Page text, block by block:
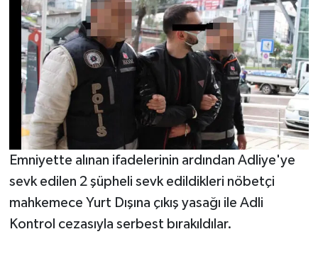
Emniyette alınan ifadelerinin ardından Adliye'ye
sevk edilen 2 şüpheli sevk edildikleri nöbetçi
mahkemece Yurt Dışına çıkış yasağı ile Adli
Kontrol cezasıyla serbest bırakıldılar.